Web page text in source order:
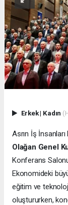
Erkek| Kadın
Asrın İş
Olağan Genel
Konferans
Ekonomideki
eğitim ve teknoloji
oluştururken,